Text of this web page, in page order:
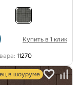
Купить в 1 клик
11270
в шоуруме